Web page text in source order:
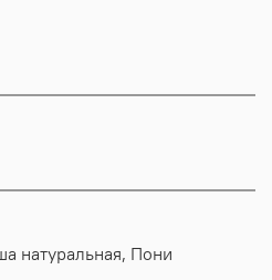
натуральная, Пони